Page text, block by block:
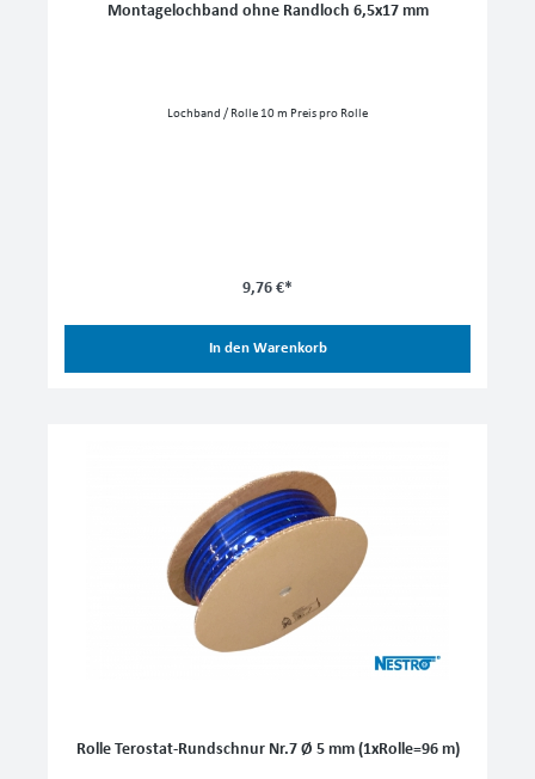
Montagelochband ohne Randloch 6,5x17 mm
Lochband / Rolle 10 m Preis pro Rolle
9,76 €*
In den Warenkorb
Rolle Terostat-Rundschnur Nr.7 Ø 5 mm (1xRolle=96 m)